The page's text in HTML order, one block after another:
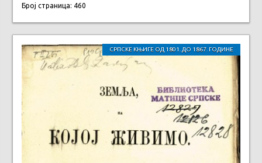
Број страница: 460
СРПСКЕ КЊИГЕ ОД 1801. ДО 1867. ГОДИНЕ